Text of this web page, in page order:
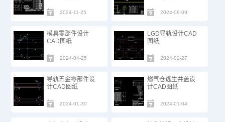
2024-11-25 2024-09-09
模具零部件设计
CAD图纸
2024-04-25
LGD导轨设计CAD
图纸
2024-02-27
导轨五金零部件设
计CAD图纸
2024-01-30
燃气仓逃生井盖设
计CAD图纸
2024-01-04